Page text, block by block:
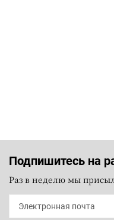
Подпишитесь на
Раз в неделю мы